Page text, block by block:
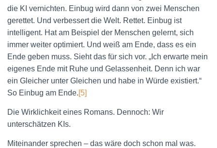
die KI vernichten. Einbug wird dann von zwei Menschen
gerettet. Und verbessert die Welt. Rettet. Einbug ist
intelligent. Hat am Beispiel der Menschen gelernt, sich
immer weiter optimiert. Und weiß am Ende, dass es ein
Ende geben muss. Sieht das für sich vor. „Ich erwarte mein
eigenes Ende mit Ruhe und Gelassenheit. Denn ich war
ein Gleicher unter Gleichen und habe in Würde existiert.“
So Einbug am Ende.[5]
Die Wirklichkeit eines Romans. Dennoch: Wir
unterschätzen KIs.
Miteinander sprechen – das wäre doch schon mal was.